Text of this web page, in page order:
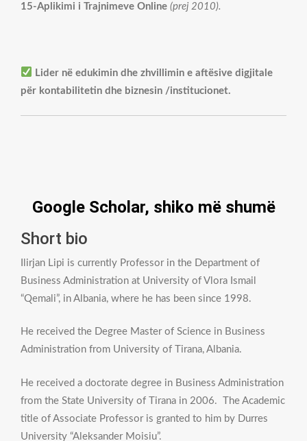
15-Aplikimi i Trajnimeve Online (prej 2010).
Lider në edukimin dhe zhvillimin e aftësive digjitale
për kontabilitetin dhe biznesin /institucionet.
Google Scholar, shiko më shumë
Short bio
Ilirjan Lipi is currently Professor in the Department of
Business Administration at University of Vlora Ismail
“Qemali”, in Albania, where he has been since 1998.
He received the Degree Master of Science in Business
Administration from University of Tirana, Albania.
He received a doctorate degree in Business Administration
from the State University of Tirana in 2006. The Academic
title of Associate Professor is granted to him by Durres
University “Aleksander Moisiu”.